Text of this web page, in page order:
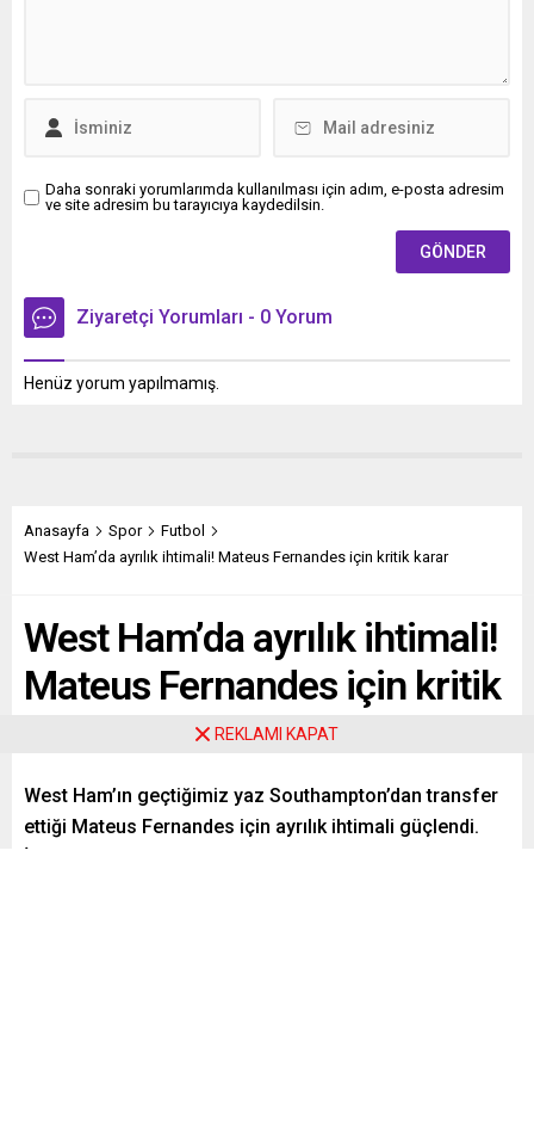
Daha sonraki yorumlarımda kullanılması için adım, e-posta adresim
ve site adresim bu tarayıcıya kaydedilsin.
Ziyaretçi Yorumları - 0 Yorum
Henüz yorum yapılmamış.
Anasayfa Spor
Futbol
West Ham’da ayrılık ihtimali! Mateus Fernandes için kritik karar
West Ham’da ayrılık ihtimali!
Mateus Fernandes için kritik
West Ham’ın geçtiğimiz yaz Southampton’dan transfer
ettiği Mateus Fernandes için ayrılık ihtimali güçlendi.
REKLAMI KAPAT